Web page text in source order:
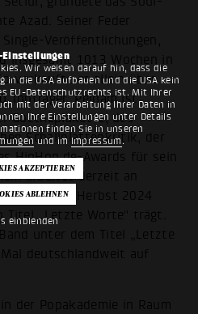
Einstellungen
Wir weisen darauf hin, dass die
in die USA aufbauen und die USA kein
EU-Datenschutzrechts ist. Mit Ihrer
mit der Verarbeitung Ihrer Daten in
Ihre Einstellungen unter Details
finden Sie in unseren
und im Impressum.
einblenden
Azad. Seiner Feder
Veröffentlichungen,
insgesamt 1013 Wochen in
verkaufte er allein über
Tonträger. Pelham ist
Goetheplakette, des
Schallplattenkritik, der
HipHop.de-Awards für sein
arbeitet derzeit an
das im Herbst 2024
Titel „Letzte Worte" trägt.
unter dem Titel „Letzte
deutschlandweit auf
der Popakademie in Raum